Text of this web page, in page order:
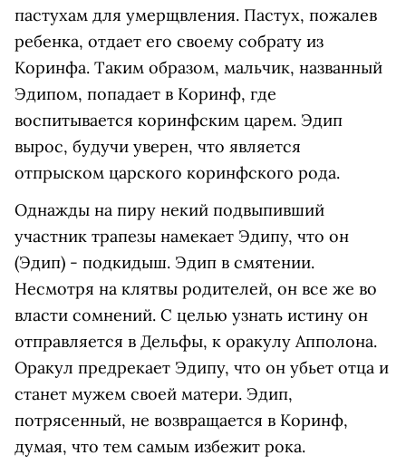
пастухам для умерщвления. Пастух, пожалев
ребенка, отдает его своему собрату из
Коринфа. Таким образом, мальчик, названный
Эдипом, попадает в Коринф, где
воспитывается коринфским царем. Эдип
вырос, будучи уверен, что является
отпрыском царского коринфского рода.
Однажды на пиру некий подвыпивший
участник трапезы намекает Эдипу, что он
(Эдип) - подкидыш. Эдип в смятении.
Несмотря на клятвы родителей, он все же во
власти сомнений. С целью узнать истину он
отправляется в Дельфы, к оракулу Апполона.
Оракул предрекает Эдипу, что он убьет отца и
станет мужем своей матери. Эдип,
потрясенный, не возвращается в Коринф,
думая, что тем самым избежит рока.